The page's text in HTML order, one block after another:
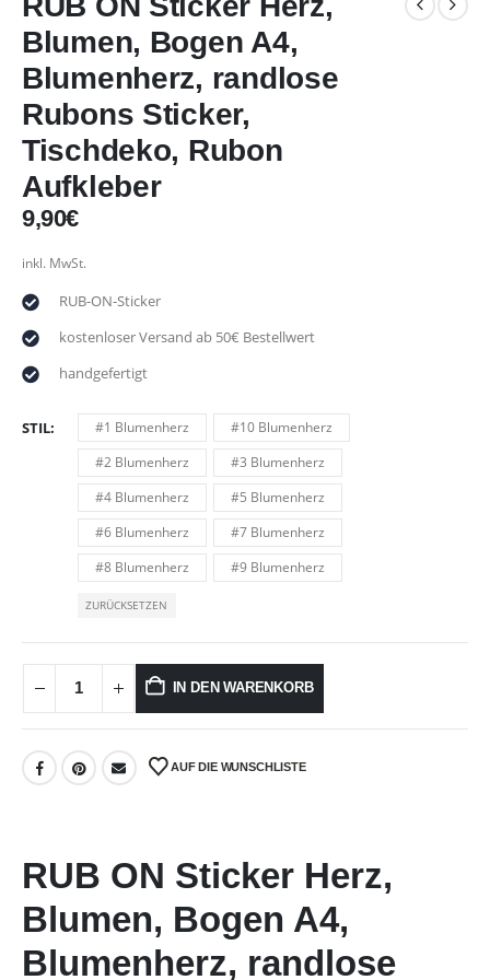
Blumen, Bogen A4,
Blumenherz, randlose
Rubons Sticker,
Tischdeko, Rubon
Aufkleber
9,90€
inkl. MwSt.
RUB-ON-Sticker
kostenloser Versand ab 50€ Bestellwert
handgefertigt
STIL #1 Blumenherz
#10 Blumenherz
#2 Blumenherz
#3 Blumenherz
#4 Blumenherz
#5 Blumenherz
#6 Blumenherz
#7 Blumenherz
#8 Blumenherz
#9 Blumenherz
ZURÜCKSETZEN
IN DEN WARENKORB
AUF DIE WUNSCHLISTE
RUB ON Sticker Herz,
Blumen, Bogen A4,
Blumenherz, randlose